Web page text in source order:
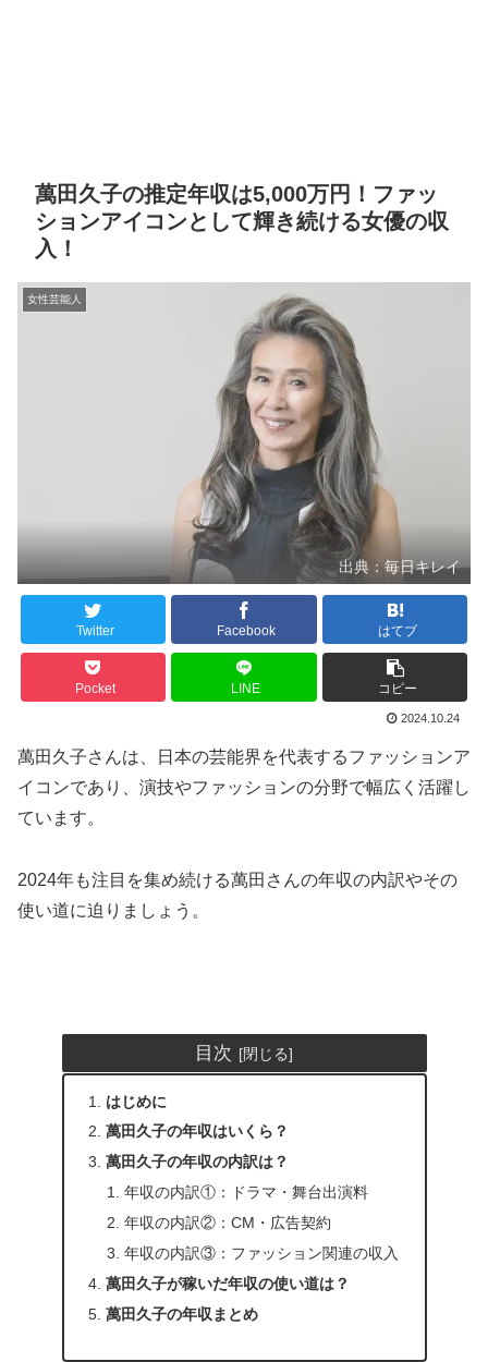
萬田久子の推定年収は5,000万円！ファッ
ションアイコンとして輝き続ける女優の収
入！
女性芸能人
出典：毎日キレイ
Twitter Facebook はてブ
Pocket LINE コピー
2024.10.24
萬田久子さんは、日本の芸能界を代表するファッションア
イコンであり、演技やファッションの分野で幅広く活躍し
ています。
2024年も注目を集め続ける萬田さんの年収の内訳やその
使い道に迫りましょう。
目次
はじめに
萬田久子の年収はいくら？
萬田久子の年収の内訳は？
年収の内訳①：ドラマ・舞台出演料
年収の内訳②：CM・広告契約
年収の内訳③：ファッション関連の収入
萬田久子が稼いだ年収の使い道は？
萬田久子の年収まとめ